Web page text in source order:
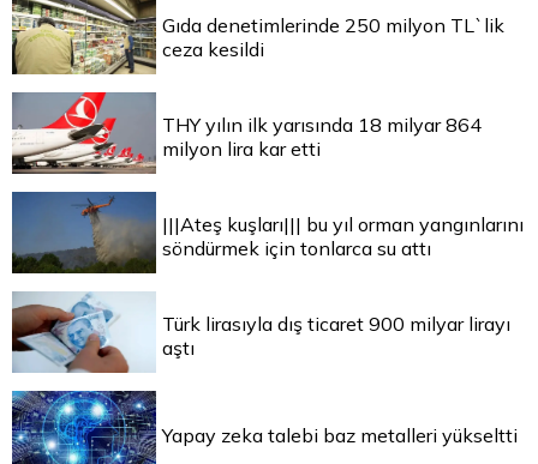
Gıda denetimlerinde 250 milyon TL`lik
ceza kesildi
THY yılın ilk yarısında 18 milyar 864
milyon lira kar etti
|||Ateş kuşları||| bu yıl orman yangınlarını
söndürmek için tonlarca su attı
Türk lirasıyla dış ticaret 900 milyar lirayı
aştı
Yapay zeka talebi baz metalleri yükseltti